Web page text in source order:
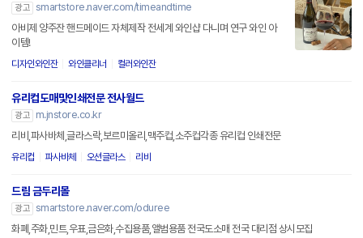
광고 smartstore.naver.com/timeandtime
아비제 양주잔 핸드메이드 자체제작 전세계 와인샵 다니며 연구 와인 아
이템!
디자인와인잔 와인클리너 컬러와인잔
유리컵도매및인쇄전문 전사월드
광고
m.jnstore.co.kr
리비,파사바체,글라스락,보르미올리,맥주컵,소주컵각종 유리컵 인쇄전문
유리컵 파사바체 오션글라스 리비
드림 금두리몰
광고 smartstore.naver.com/oduree
화폐,주화,민트,우표,금은화,수집용품,앨범용품 전국도소매 전국 대리점 상시모집